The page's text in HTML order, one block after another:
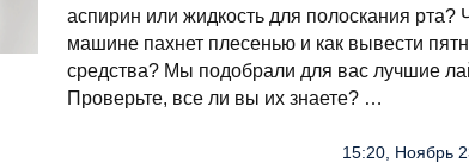
аспирин или жидкость для полоскания рта?
машине пахнет плесенью и как вывести
средства? Мы подобрали для вас лучшие
Проверьте, все ли вы их знаете? …
15:20, Ноябрь